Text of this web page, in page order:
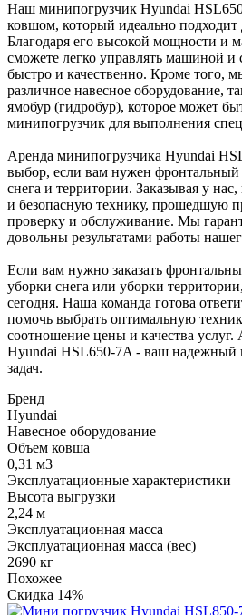
Наш минипогрузчик Hyundai
ковшом, который идеально подходит
Благодаря его высокой мощности и
сможете легко управлять машиной и
быстро и качественно. Кроме того,
различное навесное оборудование,
ямобур (гидробур), которое может
минипогрузчик для выполнения
Аренда минипогрузчика Hyundai
выбор, если вам нужен фронтальный
снега и территории. Заказывая у
и безопасную технику, прошедшую
проверку и обслуживание. Мы
довольны результатами работы
Если вам нужно заказать
уборки снега или уборки
сегодня. Наша команда готова
помочь выбрать оптимальную
соотношение цены и качества
Hyundai HSL650-7A - ваш надежный
задач.
Бренд
Hyundai
Навесное оборудование
Объем ковша
0,31 м3
Эксплуатационные характеристики
Высота выгрузки
2,24 м
Эксплуатационная масса
Эксплуатационная масса (вес)
2690 кг
Похожее
Скидка 14%